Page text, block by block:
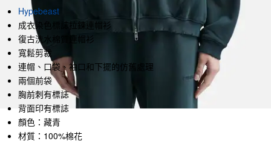
Hypebeast
成衣染色標誌拉鍊連帽衫
復古洗水棉質連帽衫
寬鬆剪裁
連帽、口袋、袖口和下擺的仿舊處理
兩個前袋
胸前刺有標誌
背面印有標誌
顏色：藏青
材質：100%棉花